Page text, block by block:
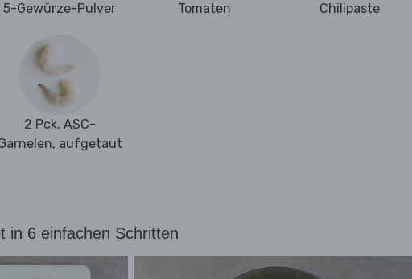
5-Gewürze-Pulver
Tomaten
Chilipaste
2 Pck. ASC-
aufgetaut
in 6 einfachen Schritten